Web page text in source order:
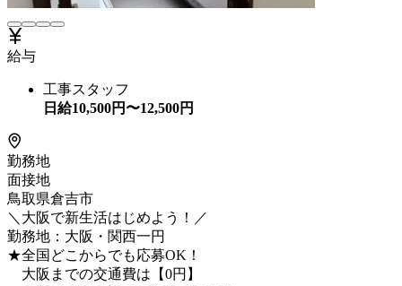
給与
工事スタッフ
日給10,500円〜12,500円
勤務地
面接地
鳥取県倉吉市
＼大阪で新生活はじめよう！／
勤務地：大阪・関西一円
★全国どこからでも応募OK！
大阪までの交通費は【0円】